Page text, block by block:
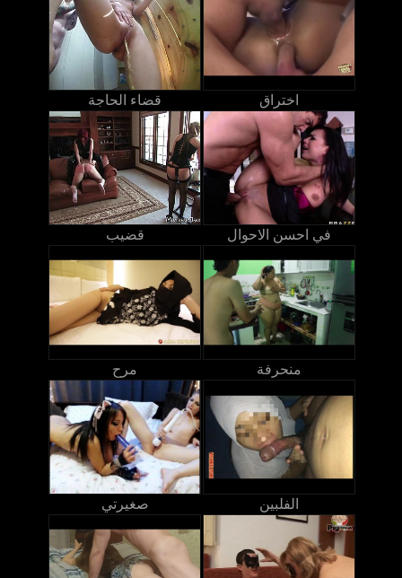
قضاء الحاجة اختراق
قضيب في احسن الاحوال
مرح منحرفة
صغيرتي الفلبين